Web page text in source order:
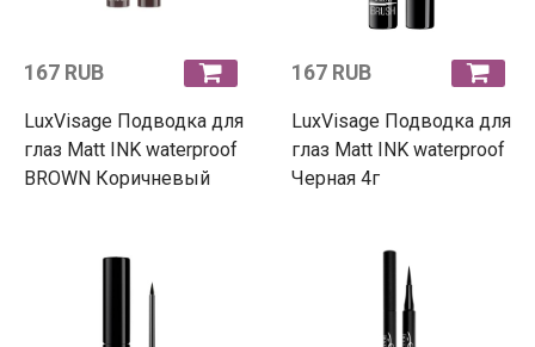
167 RUB
LuxVisage Подводка для
глаз Matt INK waterproof
BROWN Коричневый
167 RUB
LuxVisage Подводка для
глаз Matt INK waterproof
Черная 4г